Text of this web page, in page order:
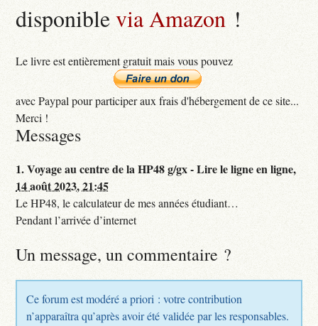
disponiblevia Amazon !
Le livre est entièrement gratuit mais vous pouvez
avec Paypal pour participer aux frais d'hébergement de ce site...
Merci !
Messages
1.Voyage au centre de la HP48 g/gx - Lire le ligne en ligne,
14 août 2023, 21:45
Le HP48, le calculateur de mes années étudiant…
Pendant l’arrivée d’internet
Un message, un commentaire ?
Ce forum est modéré a priori : votre contribution
n’apparaîtra qu’après avoir été validée par les responsables.